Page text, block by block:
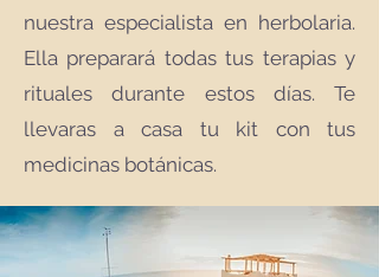
nuestra especialista en herbolaria.
Ella preparará todas tus terapias y
rituales durante estos días. Te
llevaras a casa tu kit con tus
medicinas botánicas.